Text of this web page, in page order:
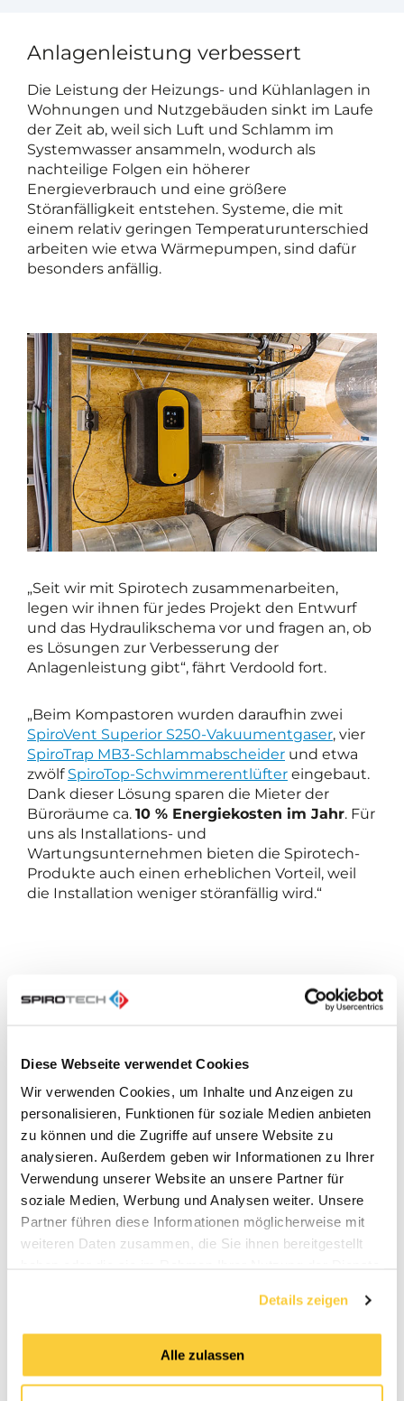
Diese Webseite verwendet Cookies
Wir verwenden Cookies, um Inhalte und Anzeigen zu
personalisieren, Funktionen für soziale Medien anbieten
zu können und die Zugriffe auf unsere Website zu
analysieren. Außerdem geben wir Informationen zu Ihrer
Verwendung unserer Website an unsere Partner für
soziale Medien, Werbung und Analysen weiter. Unsere
Partner führen diese Informationen möglicherweise mit
weiteren Daten zusammen, die Sie ihnen bereitgestellt
Details zeigen
Alle zulassen
Anlagenleistung verbessert
Die Leistung der Heizungs- und Kühlanlagen in
Wohnungen und Nutzgebäuden sinkt im Laufe
der Zeit ab, weil sich Luft und Schlamm im
Systemwasser ansammeln, wodurch als
nachteilige Folgen ein höherer
Energieverbrauch und eine größere
Störanfälligkeit entstehen. Systeme, die mit
einem relativ geringen Temperaturunterschied
arbeiten wie etwa Wärmepumpen, sind dafür
besonders anfällig.
„Seit wir mit Spirotech zusammenarbeiten,
legen wir ihnen für jedes Projekt den Entwurf
und das Hydraulikschema vor und fragen an, ob
es Lösungen zur Verbesserung der
Anlagenleistung gibt“, fährt Verdoold fort.
„Beim Kompastoren wurden daraufhin zwei
SpiroVent Superior S250-Vakuumentgaser, vier
SpiroTrap MB3-Schlammabscheider und etwa
zwölf SpiroTop-Schwimmerentlüfter eingebaut.
Dank dieser Lösung sparen die Mieter der
Büroräume ca. 10 % Energiekosten im Jahr. Für
uns als Installations- und
Wartungsunternehmen bieten die Spirotech-
Produkte auch einen erheblichen Vorteil, weil
die Installation weniger störanfällig wird.“
Fachwissen, Qualität und
„Die wichtigsten Gründe für die
vorhandene Fachwissen und die Erfahrung auf
dem Gebiet des Installationswesens, die
Qualität der Produkte und die
Reaktionsgeschwindigkeit bei Anfragen“, erklärt
Verdoold. „In der Vergangenheit haben wir
Entlüfter und Schlammabscheider von einem
anderen Hersteller verwendet, aber die sind
nicht so robust und jahrelang zuverlässig wie
Der kürzlich auf den Markt gekommene
SpiroVent Superior S250-Vakuumentgaser ist für